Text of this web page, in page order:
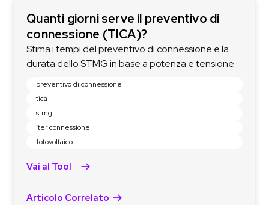
Quanti giorni serve il preventivo di
connessione (TICA)?
Stima i tempi del preventivo di connessione e la
durata dello STMG in base a potenza e tensione.
preventivo di connessione
tica
stmg
iter connessione
fotovoltaico
Vai al Tool
Articolo Correlato